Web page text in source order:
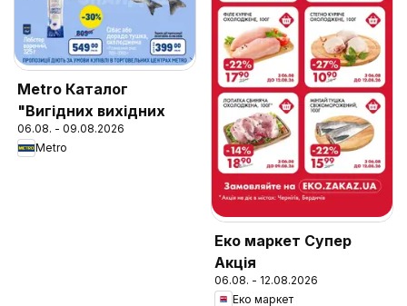
Metro Каталог
"Вигідних вихідних
06.08. - 09.08.2026
Metro
Еко маркет Супер
Акція
06.08. - 12.08.2026
Еко маркет